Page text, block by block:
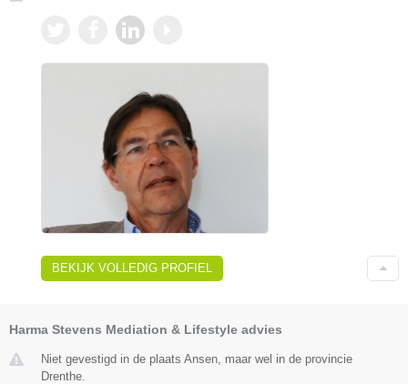
BEKIJK VOLLEDIG PROFIEL
Harma Stevens Mediation & Lifestyle advies
Niet gevestigd in de plaats Ansen, maar wel in de provincie
Drenthe.